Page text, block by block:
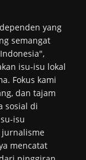
yang
semangat
isu-isu lokal
Fokus kami
dan tajam
sosial di
isu
jurnalisme
mencatat